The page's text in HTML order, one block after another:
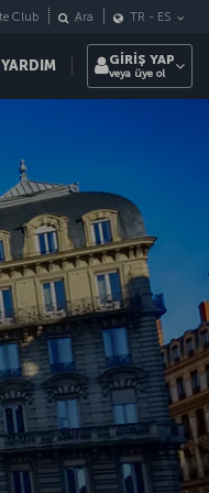
YARDIM
Club Ara TR - ES
GİRİŞ YAP
veya üye ol